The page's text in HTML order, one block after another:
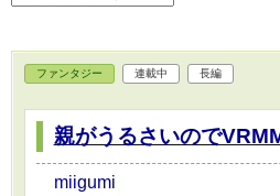
ファンタジー 連載中 長編
親がうるさいので
miigumi